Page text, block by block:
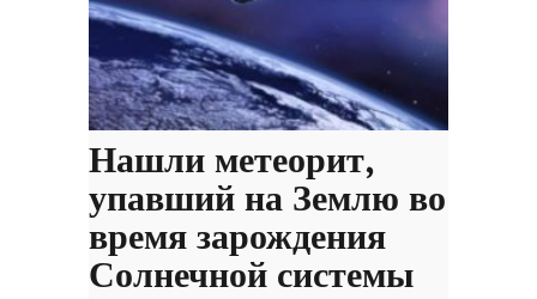
Нашли метеорит,
упавший на Землю во
время зарождения
Солнечной системы